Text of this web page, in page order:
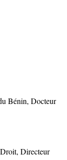
Bénin, Docteur
Directeur